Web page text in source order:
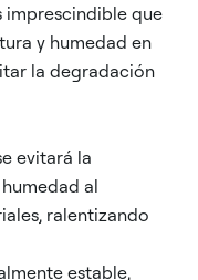
imprescindible que
y humedad en
la degradación
evitará la
al
ralentizando
estable,